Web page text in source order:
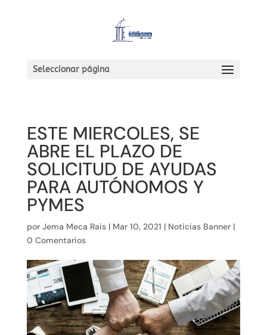
Seleccionar página
ESTE MIERCOLES, SE
ABRE EL PLAZO DE
SOLICITUD DE AYUDAS
PARA AUTÓNOMOS Y
PYMES
por Jema Meca Rais| Mar 10, 2021 | Noticias Banner|
0 Comentarios